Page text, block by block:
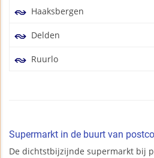
Haaksbergen
Delden
Ruurlo
Supermarkt in de buurt van
De dichtstbijzijnde supermarkt bij